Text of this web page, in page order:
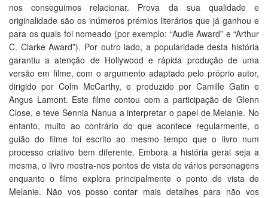
nos conseguimos relacionar. Prova da sua qualidade e
originalidade são os inúmeros prémios literários que já ganhou e
para os quais foi nomeado (por exemplo: “Audie Award” e “Arthur
C. Clarke Award”). Por outro lado, a popularidade desta história
garantiu a atenção de Hollywood e rápida produção de uma
versão em filme, com o argumento adaptado pelo próprio autor,
dirigido por Colm McCarthy, e produzido por Camille Gatin e
Angus Lamont. Este filme contou com a participação de Glenn
Close, e teve Sennia Nanua a interpretar o papel de Melanie. No
entanto, muito ao contrário do que acontece regularmente, o
guião do filme foi escrito ao mesmo tempo que o livro num
processo criativo bem diferente. Embora a história geral seja a
mesma, o livro mostra-nos pontos de vista de vários personagens
enquanto o filme explora principalmente o ponto de vista de
Melanie. Não vos posso contar mais detalhes para não vos